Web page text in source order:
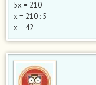
5х = 210
х = 210 : 5
х = 42